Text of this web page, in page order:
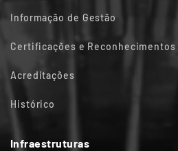
Informação de Gestão
Certificações e Reconhecimentos
Acreditações
Histórico
Infraestruturas